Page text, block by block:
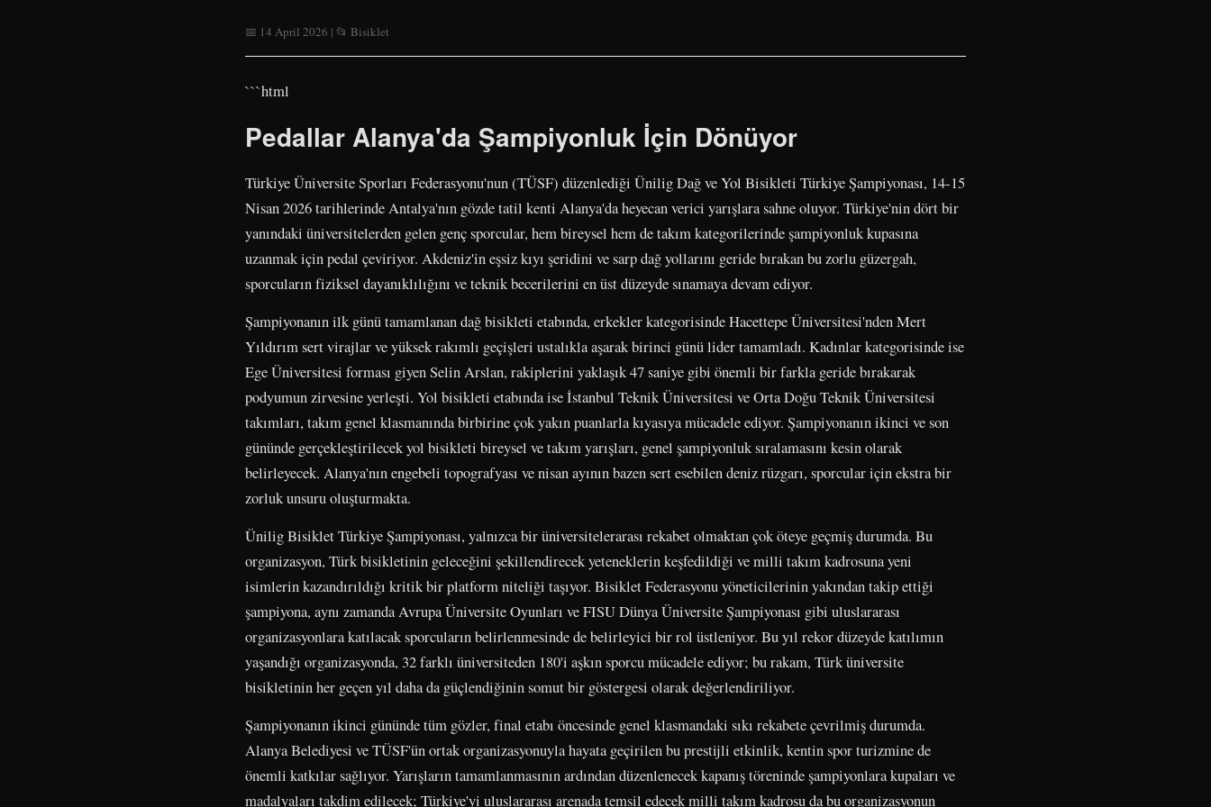
📅 14 April 2026 | 📂 Bisiklet
```html
Pedallar Alanya'da Şampiyonluk İçin Dönüyor
Türkiye Üniversite Sporları Federasyonu'nun (TÜSF) düzenlediği Ünilig Dağ ve Yol Bisikleti Türkiye Şampiyonası, 14-15
Nisan 2026 tarihlerinde Antalya'nın gözde tatil kenti Alanya'da heyecan verici yarışlara sahne oluyor. Türkiye'nin dört bir
yanındaki üniversitelerden gelen genç sporcular, hem bireysel hem de takım kategorilerinde şampiyonluk kupasına
uzanmak için pedal çeviriyor. Akdeniz'in eşsiz kıyı şeridini ve sarp dağ yollarını geride bırakan bu zorlu güzergah,
sporcuların fiziksel dayanıklılığını ve teknik becerilerini en üst düzeyde sınamaya devam ediyor.
Şampiyonanın ilk günü tamamlanan dağ bisikleti etabında, erkekler kategorisinde Hacettepe Üniversitesi'nden Mert
Yıldırım sert virajlar ve yüksek rakımlı geçişleri ustalıkla aşarak birinci günü lider tamamladı. Kadınlar kategorisinde ise
Ege Üniversitesi forması giyen Selin Arslan, rakiplerini yaklaşık 47 saniye gibi önemli bir farkla geride bırakarak
podyumun zirvesine yerleşti. Yol bisikleti etabında ise İstanbul Teknik Üniversitesi ve Orta Doğu Teknik Üniversitesi
takımları, takım genel klasmanında birbirine çok yakın puanlarla kıyasıya mücadele ediyor. Şampiyonanın ikinci ve son
gününde gerçekleştirilecek yol bisikleti bireysel ve takım yarışları, genel şampiyonluk sıralamasını kesin olarak
belirleyecek. Alanya'nın engebeli topografyası ve nisan ayının bazen sert esebilen deniz rüzgarı, sporcular için ekstra bir
zorluk unsuru oluşturmakta.
Ünilig Bisiklet Türkiye Şampiyonası, yalnızca bir üniversitelerarası rekabet olmaktan çok öteye geçmiş durumda. Bu
organizasyon, Türk bisikletinin geleceğini şekillendirecek yeteneklerin keşfedildiği ve milli takım kadrosuna yeni
isimlerin kazandırıldığı kritik bir platform niteliği taşıyor. Bisiklet Federasyonu yöneticilerinin yakından takip ettiği
şampiyona, aynı zamanda Avrupa Üniversite Oyunları ve FISU Dünya Üniversite Şampiyonası gibi uluslararası
organizasyonlara katılacak sporcuların belirlenmesinde de belirleyici bir rol üstleniyor. Bu yıl rekor düzeyde katılımın
yaşandığı organizasyonda, 32 farklı üniversiteden 180'i aşkın sporcu mücadele ediyor; bu rakam, Türk üniversite
bisikletinin her geçen yıl daha da güçlendiğinin somut bir göstergesi olarak değerlendiriliyor.
Şampiyonanın ikinci gününde tüm gözler, final etabı öncesinde genel klasmandaki sıkı rekabete çevrilmiş durumda.
Alanya Belediyesi ve TÜSF'ün ortak organizasyonuyla hayata geçirilen bu prestijli etkinlik, kentin spor turizmine de
önemli katkılar sağlıyor. Yarışların tamamlanmasının ardından düzenlenecek kapanış töreninde şampiyonlara kupaları ve
madalyaları takdim edilecek; Türkiye'yi uluslararası arenada temsil edecek milli takım kadrosu da bu organizasyonun